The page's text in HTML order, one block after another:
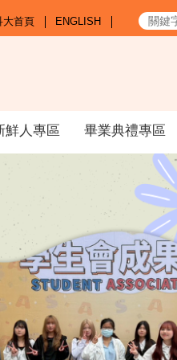
大首頁 ENGLISH
鮮人專區 畢業典禮專區